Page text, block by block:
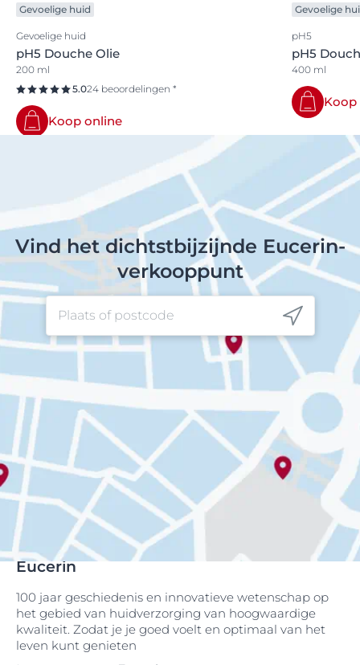
Gevoelige huid
Gevoelige huid
pH5 Douche Olie
200 ml
5.024 beoordelingen *
Koop online
Gevoelige
pH5
pH5
400 ml
Vind het dichtstbijzijnde Eucerin-
verkooppunt
Eucerin
100 jaar geschiedenis en innovatieve wetenschap op
het gebied van huidverzorging van hoogwaardige
kwaliteit. Zodat je je goed voelt en optimaal van het
leven kunt genieten